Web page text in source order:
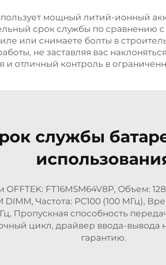
мощный литий-ионный
срок службы по сравнению
или снимаете болты в
не заставляя вас
отличный контроль в
службы
FT16MSM64V8P, Объем:
Частота: PC100 (100 МГц),
Пропускная способность
цикл, драйвер ввода-вывода
гарантию.